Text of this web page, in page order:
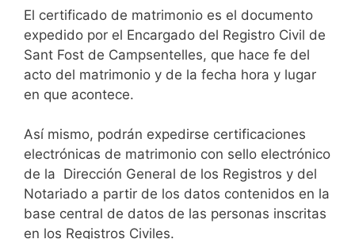
El certificado de matrimonio es el documento
expedido por el Encargado del Registro Civil de
Sant Fost de Campsentelles, que hace fe del
acto del matrimonio y de la fecha hora y lugar
en que acontece.
Así mismo, podrán expedirse certificaciones
electrónicas de matrimonio con sello electrónico
de la Dirección General de los Registros y del
Notariado a partir de los datos contenidos en la
base central de datos de las personas inscritas
en los Registros Civiles.